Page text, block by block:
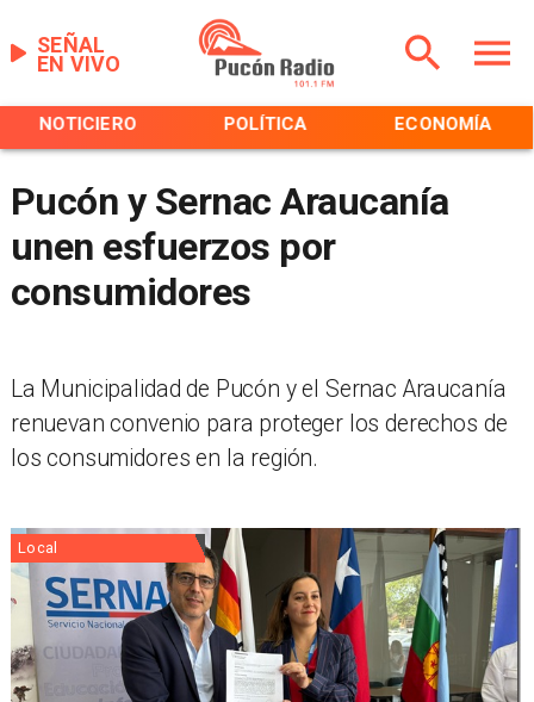
EN VIVO
SEÑAL
NOTICIERO POLÍTICA ECONOMÍA
Pucón y Sernac Araucanía
unen esfuerzos por
consumidores
La Municipalidad de Pucón y el Sernac Araucanía
renuevan convenio para proteger los derechos de
los consumidores en la región.
Local